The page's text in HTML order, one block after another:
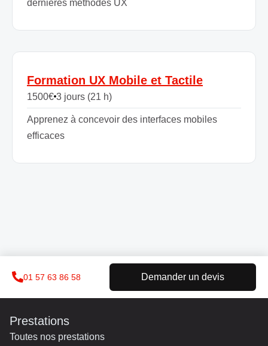
dernières méthodes UX
Formation UX Mobile et Tactile
1500€ 3 jours (21 h)
Apprenez à concevoir des interfaces mobiles
efficaces
01 57 63 86 58 Demander un devis
Prestations
Toutes nos prestations